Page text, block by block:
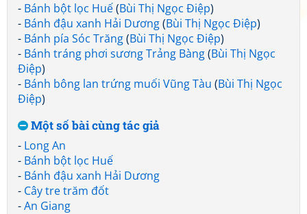
- Bánh bột lọc Huế(Bùi Thị Ngọc Điệp)
- Bánh đậu xanh Hải Dương(Bùi Thị Ngọc Điệp)
- Bánh pía Sóc Trăng(Bùi Thị Ngọc Điệp)
- Bánh tráng phơi sương Trảng Bàng(Bùi Thị Ngọc
Điệp)
- Bánh bông lan trứng muối Vũng Tàu (Bùi Thị Ngọc
Điệp)
Một số bài cùng tác giả
- Long An
- Bánh bột lọc Huế
- Bánh đậu xanh Hải Dương
- Cây tre trăm đốt
-An Giang